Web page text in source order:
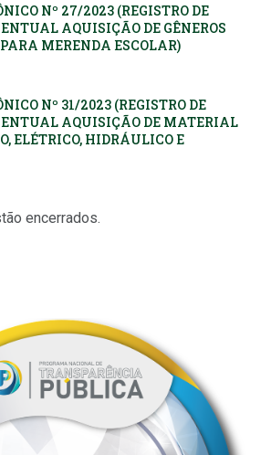
Nº 27/2023 (REGISTRO DE
AQUISIÇÃO DE GÊNEROS
MERENDA ESCOLAR)
Nº 31/2023 (REGISTRO DE
AQUISIÇÃO DE MATERIAL
ELÉTRICO, HIDRÁULICO E
encerrados.